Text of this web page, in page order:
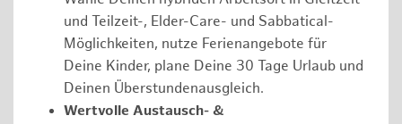
und Teilzeit-, Elder-Care- und Sabbatical-
Möglichkeiten, nutze Ferienangebote für
Deine Kinder, plane Deine 30 Tage Urlaub und
Deinen Überstundenausgleich.
Wertvolle Austausch- &